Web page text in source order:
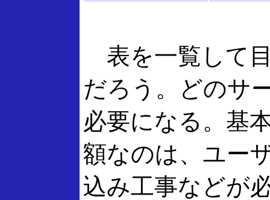
表を一覧して
だろう。どのサ
必要になる。基
額なのは、ユー
込み工事などが